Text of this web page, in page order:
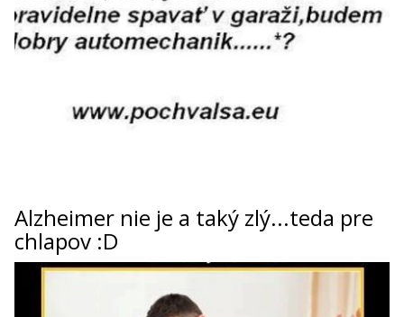
Alzheimer nie je a taký zlý...teda pre
chlapov :D